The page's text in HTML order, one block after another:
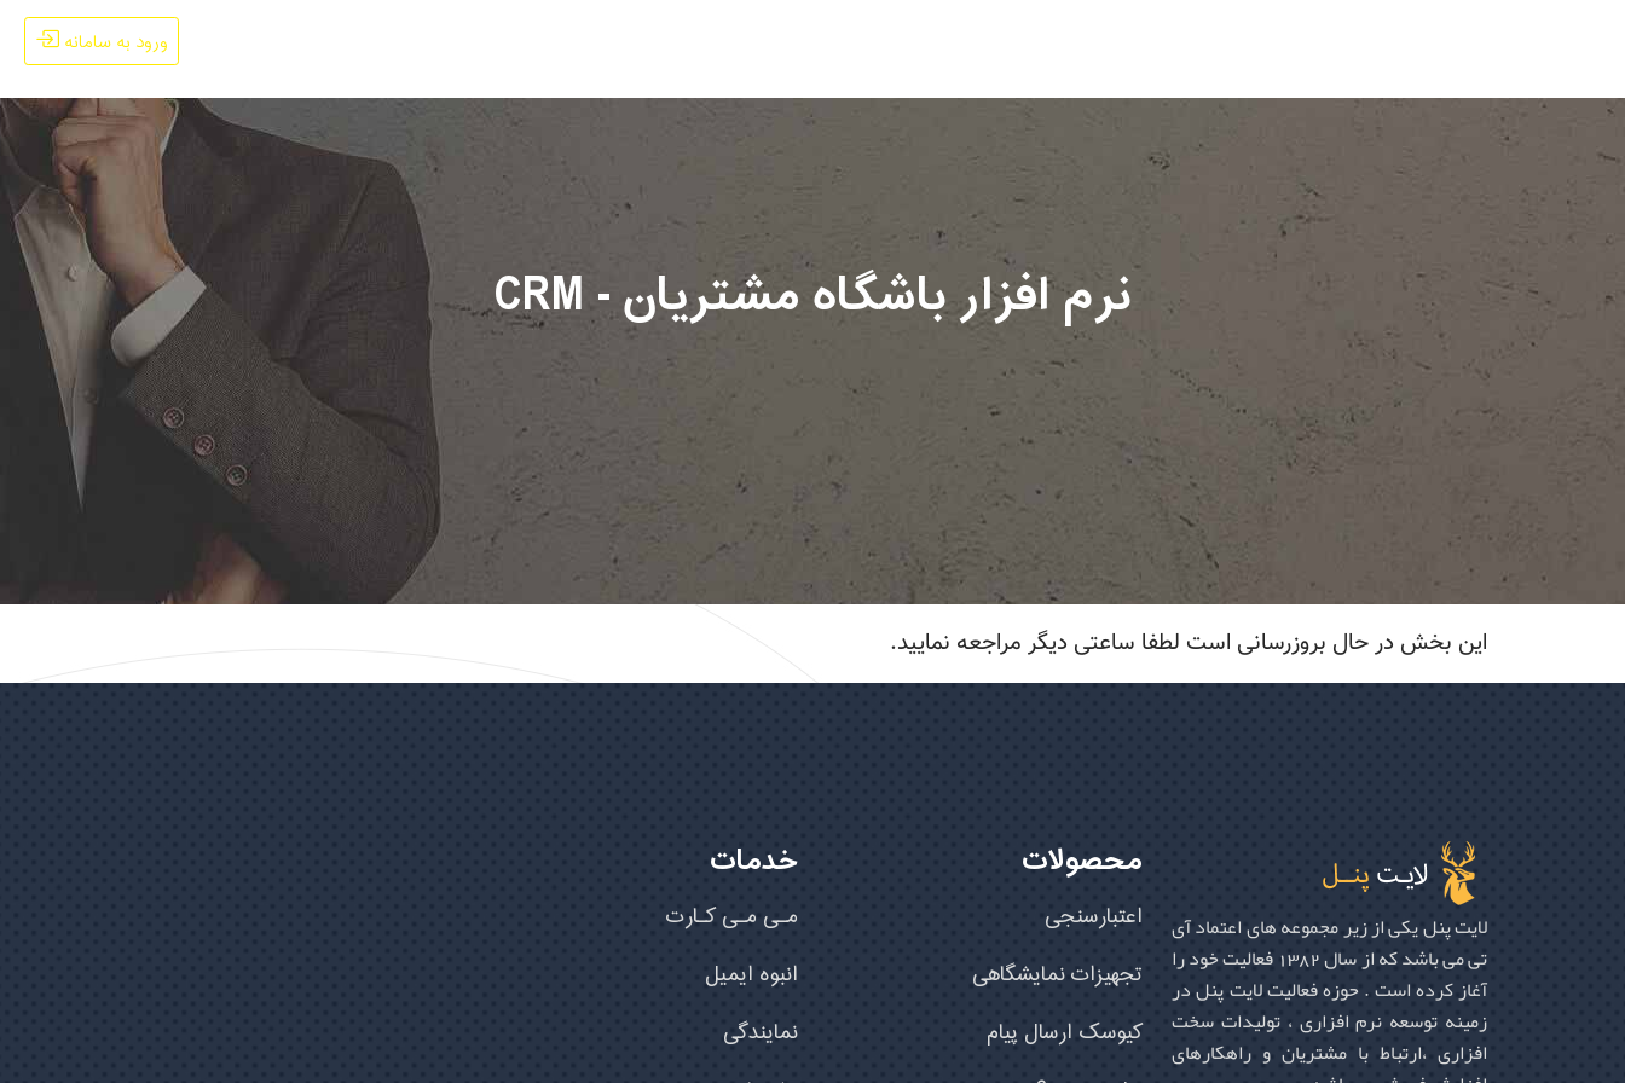
ورود به سامانه
نرم افزار باشگاه مشتریان - CRM
این بخش در حال بروزرسانی است لطفا ساعتی دیگر مراجعه نمایید.
لایت پنل یکی از زیر مجموعه های اعتماد آی
تی می باشد که از سال 1382 فعالیت خود را
آغاز کرده است . حوزه فعالیت لایت پنل در
زمینه توسعه نرم افزاری ، تولیدات سخت
افزاری ،ارتباط با مشتریان و راهکارهای
محصولات
اعتبارسنجی
تجهیزات نمایشگاهی
کیوسک ارسال پیام
خدمات
مـی مـی کـارت
انبوه ایمیل
نمایندگی